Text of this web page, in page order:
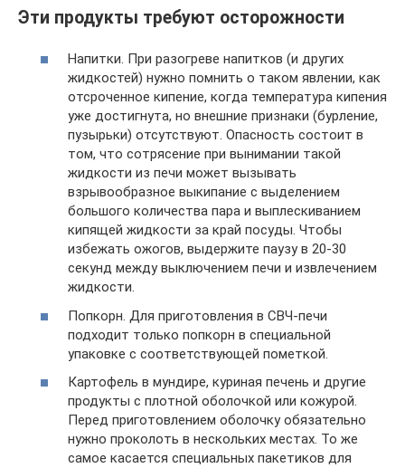
Эти продукты требуют осторожности
Напитки. При разогреве напитков (и других
жидкостей) нужно помнить о таком явлении, как
отсроченное кипение, когда температура кипения
уже достигнута, но внешние признаки (бурление,
пузырьки) отсутствуют. Опасность состоит в
том, что сотрясение при вынимании такой
жидкости из печи может вызывать
взрывообразное выкипание с выделением
большого количества пара и выплескиванием
кипящей жидкости за край посуды. Чтобы
избежать ожогов, выдержите паузу в 20-30
секунд между выключением печи и извлечением
жидкости.
Попкорн. Для приготовления в СВЧ-печи
подходит только попкорн в специальной
упаковке с соответствующей пометкой.
Картофель в мундире, куриная печень и другие
продукты с плотной оболочкой или кожурой.
Перед приготовлением оболочку обязательно
нужно проколоть в нескольких местах. То же
самое касается специальных пакетиков для